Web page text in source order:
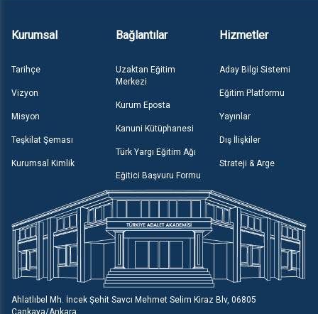
Kurumsal
Tarihçe
Vizyon
Misyon
Teşkilat Şeması
Kurumsal Kimlik
Bağlantılar
Uzaktan Eğitim
Merkezi
Kurum Eposta
Kanuni Kütüphanesi
Türk Yargı Eğitim Ağı
Eğitici Başvuru Formu
Hizmetler
Aday Bilgi Sistemi
Eğitim Platformu
Yayınlar
Dış İlişkiler
Strateji & Arge
Ahlatlıbel Mh. İncek Şehit Savcı Mehmet Selim Kiraz Blv, 06805